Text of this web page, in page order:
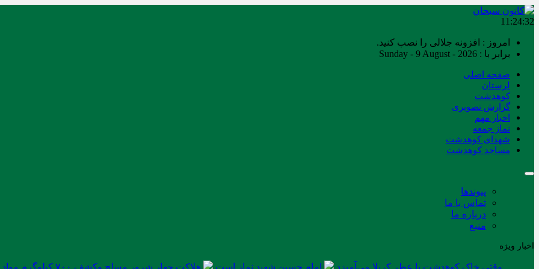
11:24:33
امروز : افزونه جلالی را نصب کنید.
برابر با : Sunday - 9 August - 2026
صفحه اصلی
لرستان
کوهدشت
گزارش تصویری
اخبار مهم
نماز جمعه
شهدای کوهدشت
مساجد کوهدشت
پیوندها
تماس با ما
درباره ما
منبع
اخبار ویژه
وقتی خاک کوهدشت با عطر کربلا می‌آمیزد امام حسین شهید نماز است هلاکت چهار شرور مسلح وکشف ۷۰۰ کیلوگرم مواد مخدر